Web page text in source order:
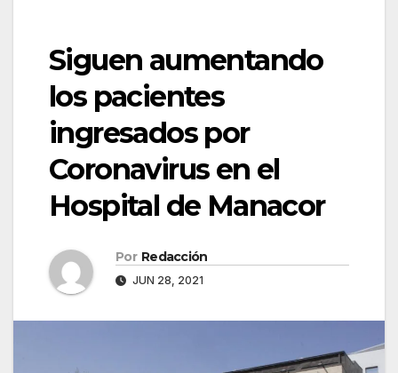
Siguen aumentando
los pacientes
ingresados por
Coronavirus en el
Hospital de Manacor
Por Redacción
JUN 28, 2021